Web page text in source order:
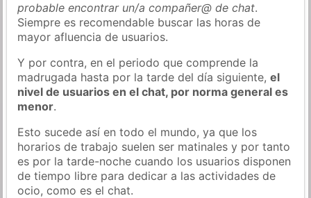
probable encontrar un/a compañer@ de chat.
Siempre es recomendable buscar las horas de
mayor afluencia de usuarios.
Y por contra, en el periodo que comprende la
madrugada hasta por la tarde del día siguiente,el
nivel de usuarios en el chat, por norma general es
menor.
Esto sucede así en todo el mundo, ya que los
horarios de trabajo suelen ser matinales y por tanto
es por la tarde-noche cuando los usuarios disponen
de tiempo libre para dedicar a las actividades de
ocio, como es el chat.